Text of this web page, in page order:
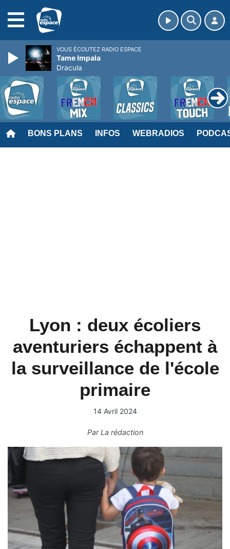
BONS PLANS INFOS WEBRADIOS
Lyon : deux écoliers
aventuriers échappent à
la surveillance de l'école
primaire
14 Avril 2024
ParLa rédaction
VOUS ÉCOUTEZ RADIO ESPACE
Tame Impala
Dracula